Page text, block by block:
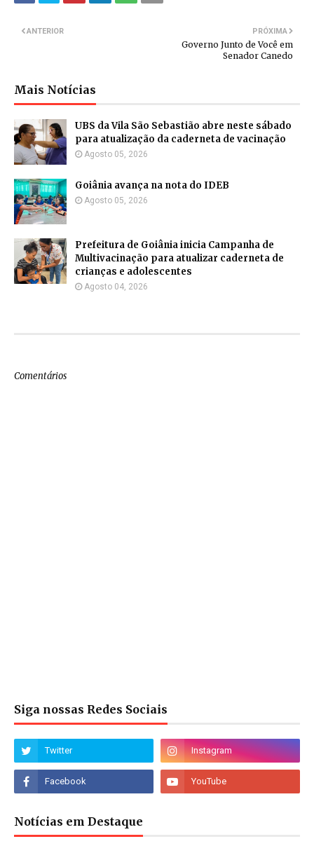
PRÓXIMA
Governo Junto de Você em
Senador Canedo
ANTERIOR
Mais Notícias
UBS da Vila São Sebastião abre neste sábado
para atualização da caderneta de vacinação
Agosto 05, 2026
Goiânia avança na nota do IDEB
Agosto 05, 2026
Prefeitura de Goiânia inicia Campanha de
Multivacinação para atualizar caderneta de
crianças e adolescentes
Agosto 04, 2026
Comentários
Siga nossas Redes Sociais
Notícias em Destaque